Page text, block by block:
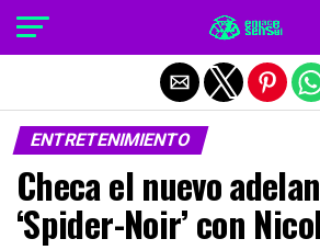
ENTRETENIMIENTO
Checa el nuevo
‘Spider-Noir’ con
Salir de la versión